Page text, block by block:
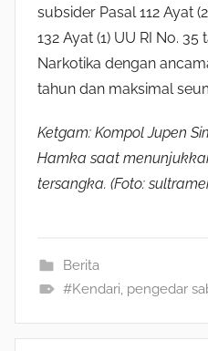
subsider Pasal 112 Ayat
132 Ayat (1) UU RI No.
Narkotika dengan
tahun dan maksimal
Ketgam: Kompol Jupen
Hamka saat
tersangka. (Foto:
Berita
#Kendari, pengedar